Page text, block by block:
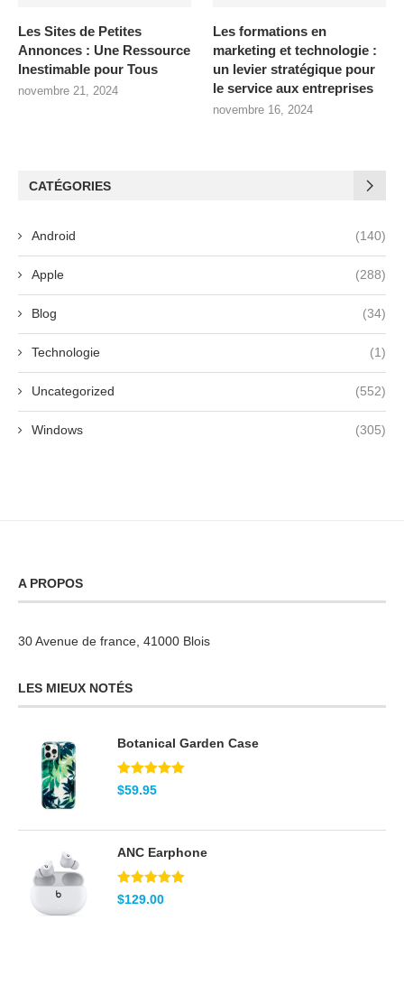
Les Sites de Petites
Annonces : Une Ressource
Inestimable pour Tous
novembre 21, 2024
Les formations en
marketing et technologie :
un levier stratégique pour
le service aux entreprises
novembre 16, 2024
CATÉGORIES
Android (140)
Apple (288)
Blog (34)
Technologie (1)
Uncategorized (552)
Windows (305)
A PROPOS
30 Avenue de france, 41000 Blois
LES MIEUX NOTÉS
Botanical Garden Case
Note5.00
sur 5
$59.95
ANC Earphone
Note5.00
sur 5
$129.00